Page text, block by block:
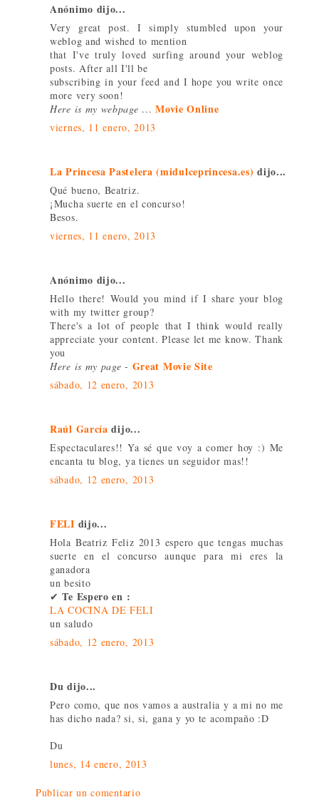
Anónimo dijo...
Very great post. I simply stumbled upon your
weblog and wished to mention
that I've truly loved surfing around your weblog
posts. After all I'll be
subscribing in your feed and I hope you write once
more very soon!
Here is my webpage ...Movie Online
viernes, 11 enero, 2013
La Princesa Pastelera (midulceprincesa.es) dijo...
Qué bueno, Beatriz.
¡Mucha suerte en el concurso!
Besos.
viernes, 11 enero, 2013
Anónimo dijo...
Hello there! Would you mind if I share your blog
with my twitter group?
There's a lot of people that I think would really
appreciate your content. Please let me know. Thank
you
Here is my page - Great Movie Site
sábado, 12 enero, 2013
Raúl García dijo...
Espectaculares!! Ya sé que voy a comer hoy :) Me
encanta tu blog, ya tienes un seguidor mas!!
sábado, 12 enero, 2013
FELI dijo...
Hola Beatriz Feliz 2013 espero que tengas muchas
suerte en el concurso aunque para mi eres la
ganadora
un besito
✔Te Espero en :
LA COCINA DE FELI
un saludo
sábado, 12 enero, 2013
Du dijo...
Pero como, que nos vamos a australia y a mi no me
has dicho nada? si, si, gana y yo te acompaño :D
Du
lunes, 14 enero, 2013
Publicar un comentario